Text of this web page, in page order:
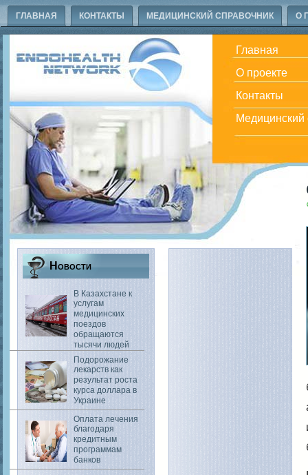
ГЛАВНАЯ КОНТАКТЫ МЕДИЦИНСКИЙ СПРАВОЧНИК О
Главная
О проекте
Контакты
Медицинский
Новости
В Казахстане к
услугам
медицинских
поездов
обращаются
тысячи людей
Подорожание
лекарств как
результат роста
курса доллара в
Украине
Оплата лечения
благодаря
кредитным
программам
банков